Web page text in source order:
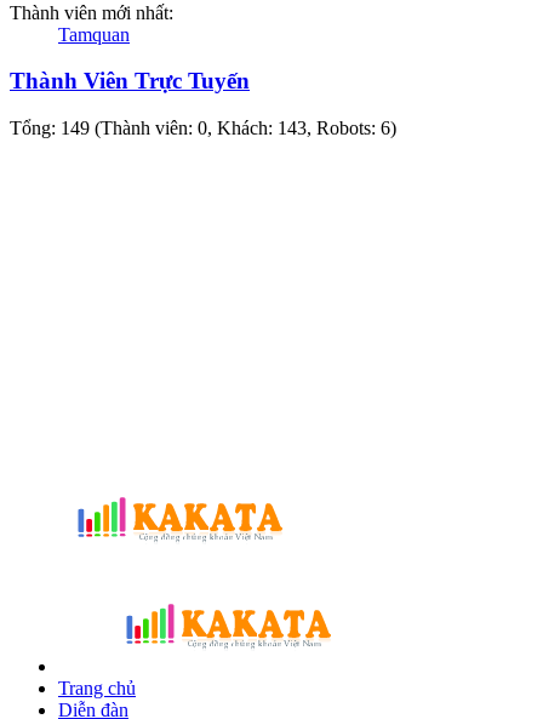
Thành viên mới nhất:
Tamquan
Thành Viên Trực Tuyến
Tổng: 149 (Thành viên: 0, Khách: 143, Robots: 6)
Trang chủ
Diễn đàn